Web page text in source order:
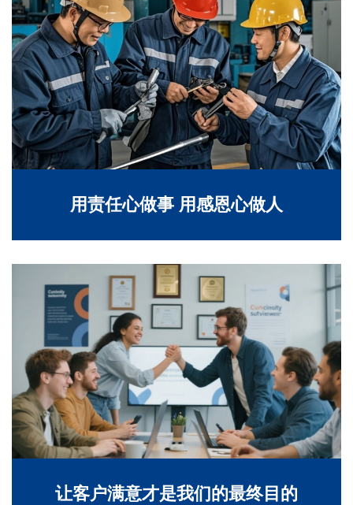
用责任心做事 用感恩心做人
让客户满意才是我们的最终目的